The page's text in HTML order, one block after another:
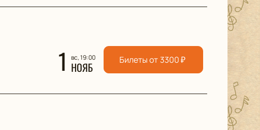
1 вс, 19:00
НОЯБ Билеты от 3300₽